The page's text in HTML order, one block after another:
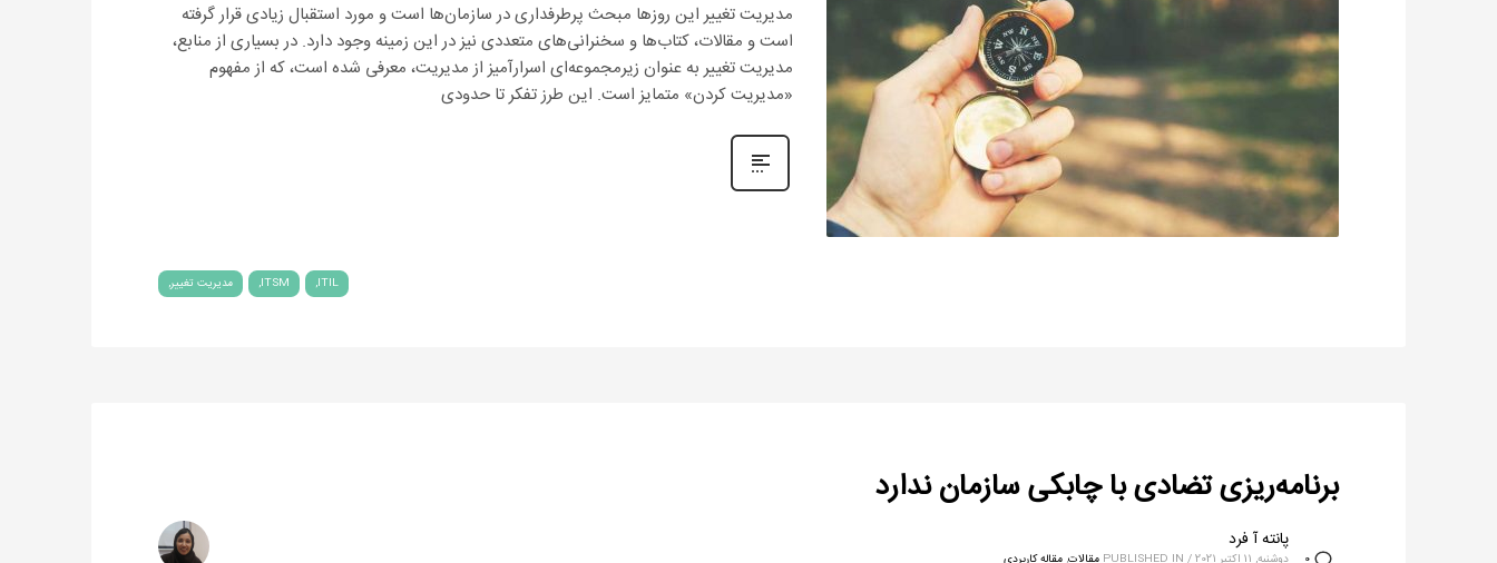
مدیریت تغییر این روزها مبحث پرطرفداری در سازمان‌ها است و مورد استقبال زیادی قرار گرفته
است و مقالات، کتاب‌ها و سخنرانی‌های متعددی نیز در این زمینه وجود دارد. در بسیاری از منابع،
مدیریت تغییر به عنوان زیرمجموعه‌ای اسرارآمیز از مدیریت، معرفی شده است، که از مفهوم
«مدیریت کردن» متمایز است. این طرز تفکر تا حدودی
ITIL
ITSM مدیریت تغییر
برنامه‌ریزی تضادی با چابکی سازمان ندارد
پانته آ فرد